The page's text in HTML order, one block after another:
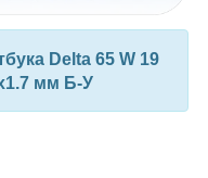
Delta 65 W 19
мм Б-У